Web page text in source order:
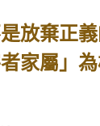
放棄正
者家屬」